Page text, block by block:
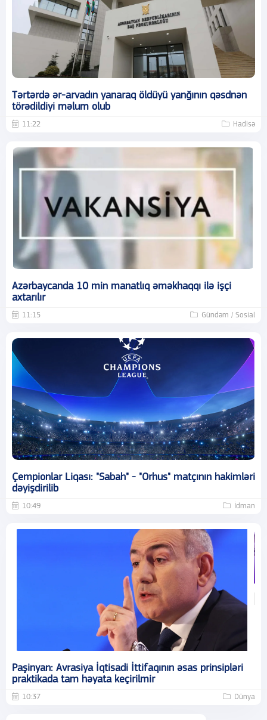
Tərtərdə ər-arvadın yanaraq öldüyü yanğının qəsdnən
törədildiyi məlum olub
11:22 Hadisə
Azərbaycanda 10 min manatlıq əməkhaqqı ilə işçi
axtarılır
11:15 Gündəm / Sosial
Çempionlar Liqası: "Sabah" - "Orhus" matçının hakimləri
dəyişdirilib
10:49 İdman
Paşinyan: Avrasiya İqtisadi İttifaqının əsas prinsipləri
praktikada tam həyata keçirilmir
10:37 Dünya